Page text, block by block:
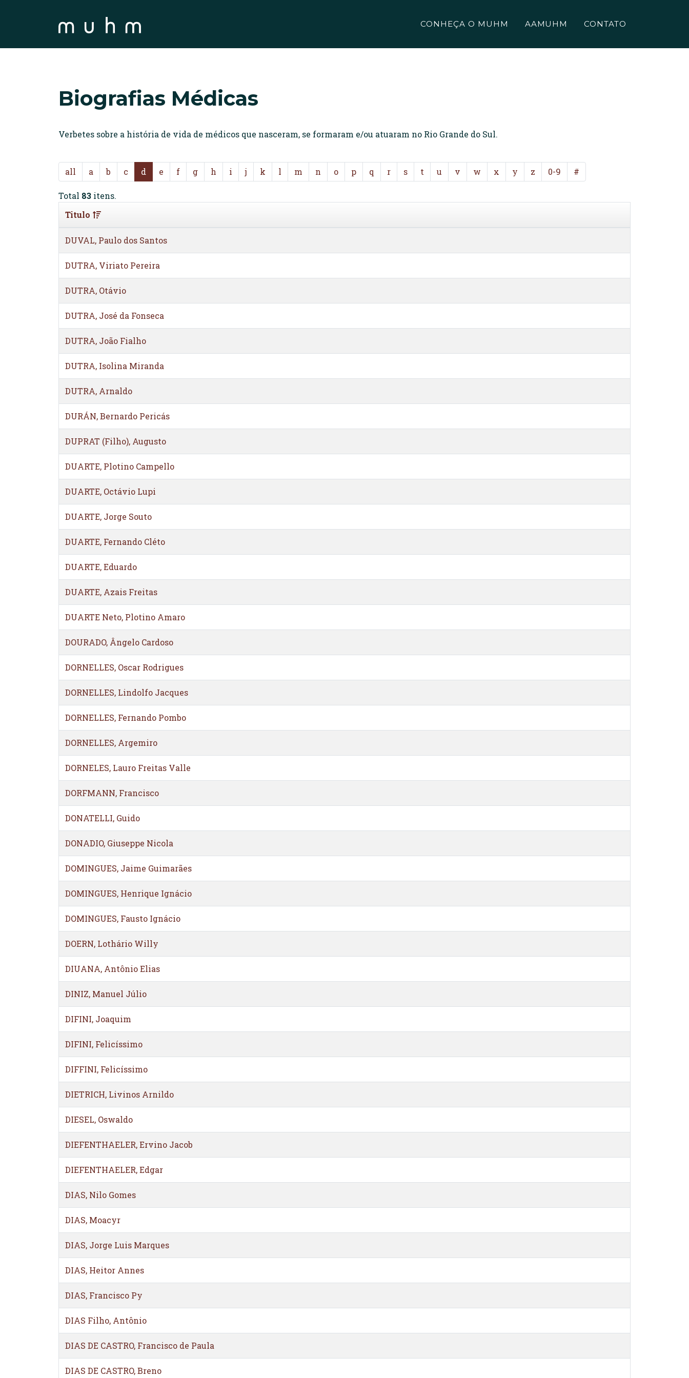
CONHEÇA O MUHM AAMUHM CONTATO
Biografias Médicas
Verbetes sobre a história de vida de médicos que nasceram, se formaram e/ou atuaram no Rio Grande do Sul.
all a b c d e f g h i j k l m n o p q r s t u v w x y z 0-9 #
Total 83 itens.
Titulo
DUVAL, Paulo dos Santos
DUTRA, Viriato Pereira
DUTRA, Otávio
DUTRA, José da Fonseca
DUTRA, João Fialho
DUTRA, Isolina Miranda
DUTRA, Arnaldo
DURÁN, Bernardo Pericás
DUPRAT (Filho), Augusto
DUARTE, Plotino Campello
DUARTE, Octávio Lupi
DUARTE, Jorge Souto
DUARTE, Fernando Cléto
DUARTE, Eduardo
DUARTE, Azais Freitas
DUARTE Neto, Plotino Amaro
DOURADO, Ângelo Cardoso
DORNELLES, Oscar Rodrigues
DORNELLES, Lindolfo Jacques
DORNELLES, Fernando Pombo
DORNELLES, Argemiro
DORNELES, Lauro Freitas Valle
DORFMANN, Francisco
DONATELLI, Guido
DONADIO, Giuseppe Nicola
DOMINGUES, Jaime Guimarães
DOMINGUES, Henrique Ignácio
DOMINGUES, Fausto Ignácio
DOERN, Lothário Willy
DIUANA, Antônio Elias
DINIZ, Manuel Júlio
DIFINI, Joaquim
DIFINI, Felicíssimo
DIFFINI, Felicíssimo
DIETRICH, Livinos Arnildo
DIESEL, Oswaldo
DIEFENTHAELER, Ervino Jacob
DIEFENTHAELER, Edgar
DIAS, Nilo Gomes
DIAS, Moacyr
DIAS, Jorge Luis Marques
DIAS, Heitor Annes
DIAS, Francisco Py
DIAS Filho, Antônio
DIAS DE CASTRO, Francisco de Paula
DIAS DE CASTRO, Breno